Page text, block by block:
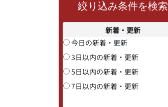
絞り込み条件を検索
新着・更新
今日の新着・更新
3日以内の新着・更新
5日以内の新着・更新
7日以内の新着・更新